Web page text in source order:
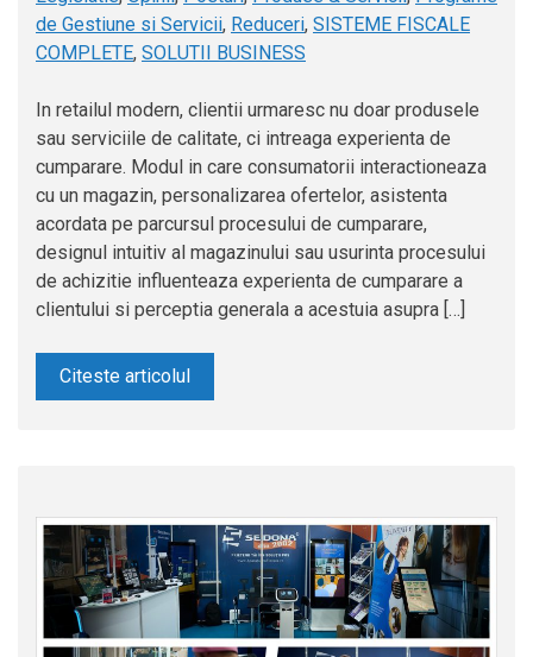
de Gestiune si Servicii, Reduceri, SISTEME FISCALE
COMPLETE, SOLUTII BUSINESS
In retailul modern, clientii urmaresc nu doar produsele
sau serviciile de calitate, ci intreaga experienta de
cumparare. Modul in care consumatorii interactioneaza
cu un magazin, personalizarea ofertelor, asistenta
acordata pe parcursul procesului de cumparare,
designul intuitiv al magazinului sau usurinta procesului
de achizitie influenteaza experienta de cumparare a
clientului si perceptia generala a acestuia asupra […]
Citeste articolul